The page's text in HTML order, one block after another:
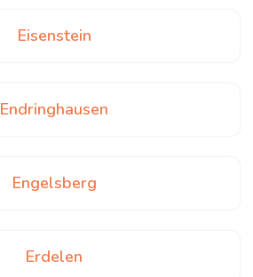
Eisenstein
Endringhausen
Engelsberg
Erdelen